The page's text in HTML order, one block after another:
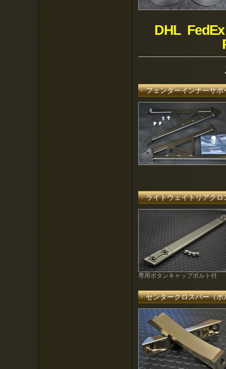
DHL
フェンダーインナーサ
ライトウェイトリアク
専用ボタンキャップボルト付
センタークロスバー（